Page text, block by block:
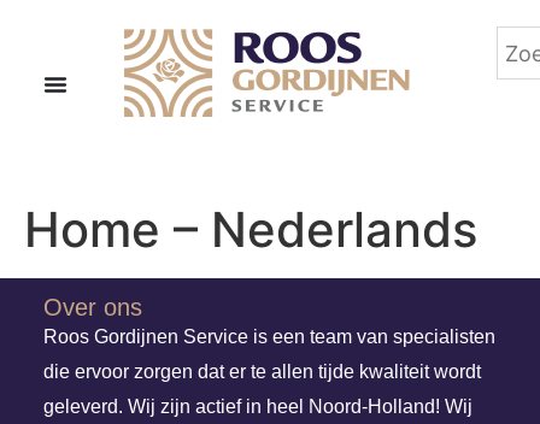
Home – Nederlands
Over ons
Roos Gordijnen Service is een team van specialisten
die ervoor zorgen dat er te allen tijde kwaliteit wordt
geleverd. Wij zijn actief in heel Noord-Holland! Wij